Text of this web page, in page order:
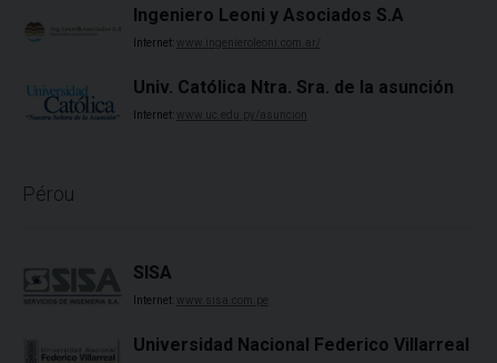
Ingeniero Leoni y Asociados S.A
Internet: www.ingenieroleoni.com.ar/
Univ. Católica Ntra. Sra. de la asunción
Internet: www.uc.edu.py/asuncion
Pérou
SISA
Internet: www.sisa.com.pe
Universidad Nacional Federico Villarreal